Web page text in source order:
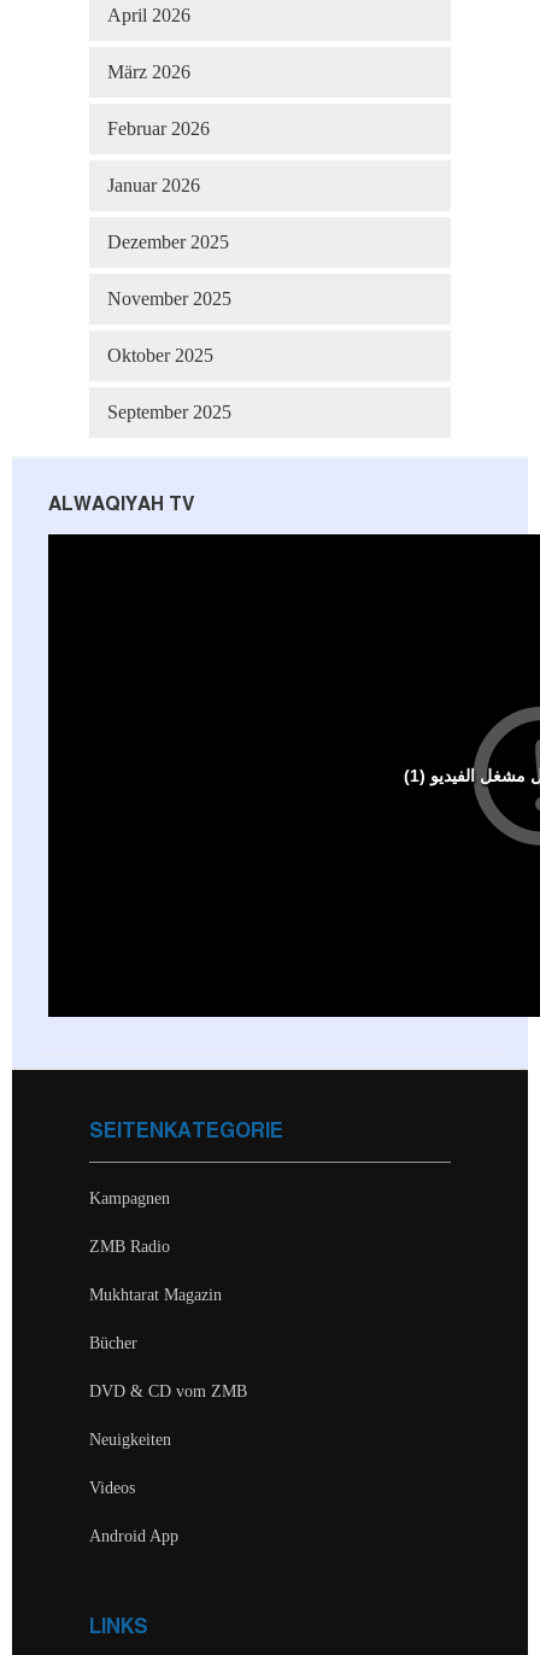
April 2026
März 2026
Februar 2026
Januar 2026
Dezember 2025
November 2025
Oktober 2025
September 2025
ALWAQIYAH TV
SEITENKATEGORIE
Kampagnen
ZMB Radio
Mukhtarat Magazin
Bücher
DVD & CD vom ZMB
Neuigkeiten
Videos
Android App
LINKS